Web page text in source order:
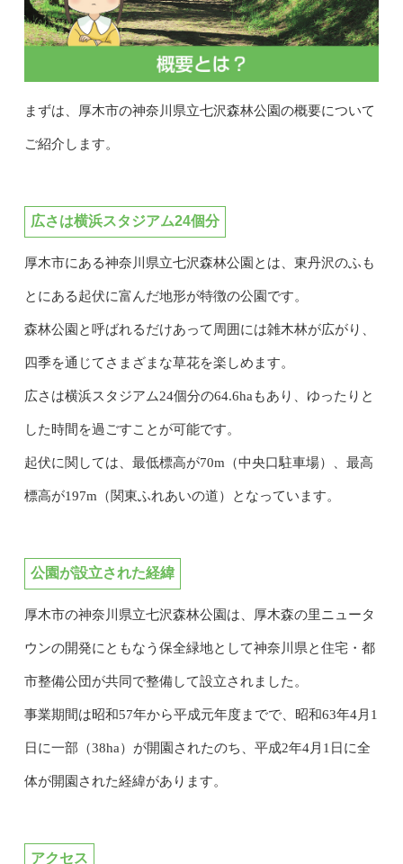
まずは、厚木市の神奈川県立七沢森林公園の概要について
ご紹介します。
広さは横浜スタジアム24個分
厚木市にある神奈川県立七沢森林公園とは、東丹沢のふも
とにある起伏に富んだ地形が特徴の公園です。
森林公園と呼ばれるだけあって周囲には雑木林が広がり、
四季を通じてさまざまな草花を楽しめます。
広さは横浜スタジアム24個分の64.6haもあり、ゆったりと
した時間を過ごすことが可能です。
起伏に関しては、最低標高が70m（中央口駐車場）、最高
標高が197m（関東ふれあいの道）となっています。
公園が設立された経緯
厚木市の神奈川県立七沢森林公園は、厚木森の里ニュータ
ウンの開発にともなう保全緑地として神奈川県と住宅・都
市整備公団が共同で整備して設立されました。
事業期間は昭和57年から平成元年度までで、昭和63年4月1
日に一部（38ha）が開園されたのち、平成2年4月1日に全
体が開園された経緯があります。
アクセス